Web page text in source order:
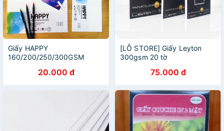
Giấy HAPPY
160/200/250/300GSM
20.000 đ
[LỖ STORE] Giấy Leyton
300gsm 20 tờ
75.000 đ